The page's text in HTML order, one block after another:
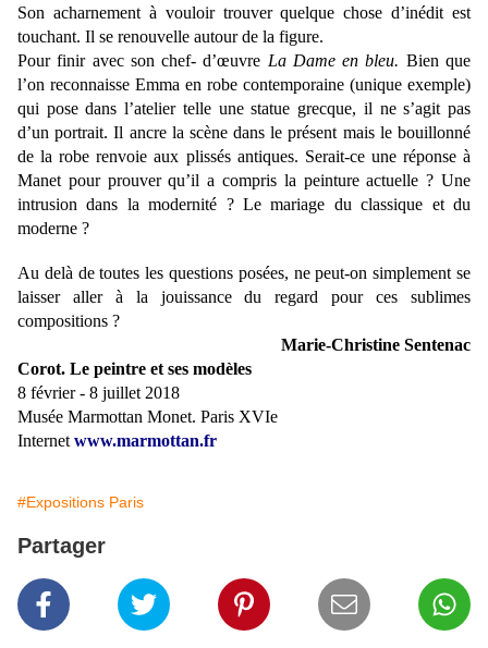
Son acharnement à vouloir trouver quelque chose d’inédit est
touchant. Il se renouvelle autour de la figure.
Pour finir avec son chef- d’œuvre La Dame en bleu. Bien que
l’on reconnaisse Emma en robe contemporaine (unique exemple)
qui pose dans l’atelier telle une statue grecque, il ne s’agit pas
d’un portrait. Il ancre la scène dans le présent mais le bouillonné
de la robe renvoie aux plissés antiques. Serait-ce une réponse à
Manet pour prouver qu’il a compris la peinture actuelle ? Une
intrusion dans la modernité ? Le mariage du classique et du
moderne ?
Au delà de toutes les questions posées, ne peut-on simplement se
laisser aller à la jouissance du regard pour ces sublimes
compositions ?
Marie-Christine Sentenac
Corot. Le peintre et ses modèles
8 février - 8 juillet 2018
Musée Marmottan Monet. Paris XVIe
Internet www.marmottan.fr
#Expositions Paris
Partager